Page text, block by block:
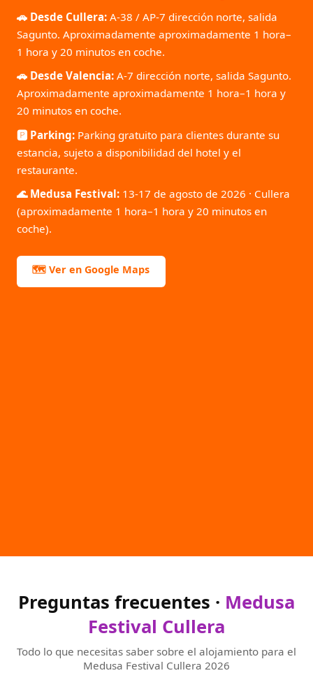
🚗 Desde Cullera: A-38 / AP-7 dirección norte, salida
Sagunto. Aproximadamente aproximadamente 1 hora–
1 hora y 20 minutos en coche.
🚗 Desde Valencia: A-7 dirección norte, salida Sagunto.
Aproximadamente aproximadamente 1 hora–1 hora y
20 minutos en coche.
🅿️ Parking: Parking gratuito para clientes durante su
estancia, sujeto a disponibilidad del hotel y el
restaurante.
🌊 Medusa Festival: 13-17 de agosto de 2026 · Cullera
(aproximadamente 1 hora–1 hora y 20 minutos en
coche).
🗺️ Ver en Google Maps
Preguntas frecuentes · Medusa
Festival Cullera
Todo lo que necesitas saber sobre el alojamiento para el
Medusa Festival Cullera 2026